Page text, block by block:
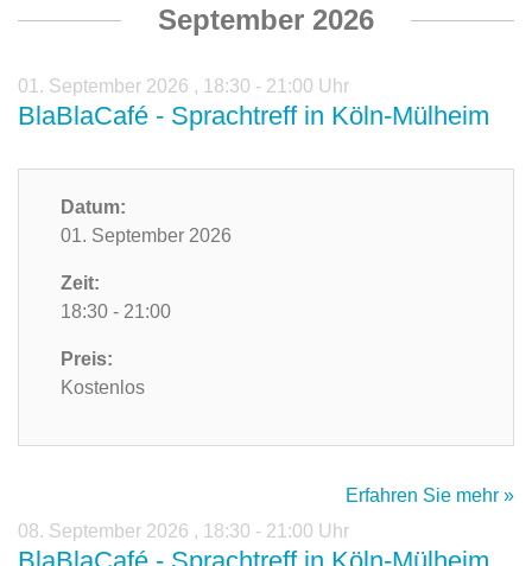
September 2026
01. September 2026 , 18:30 - 21:00 Uhr
BlaBlaCafé - Sprachtreff in Köln-Mülheim
Datum:
01. September 2026
Zeit:
18:30 - 21:00
Preis:
Kostenlos
Erfahren Sie mehr »
08. September 2026 , 18:30 - 21:00 Uhr